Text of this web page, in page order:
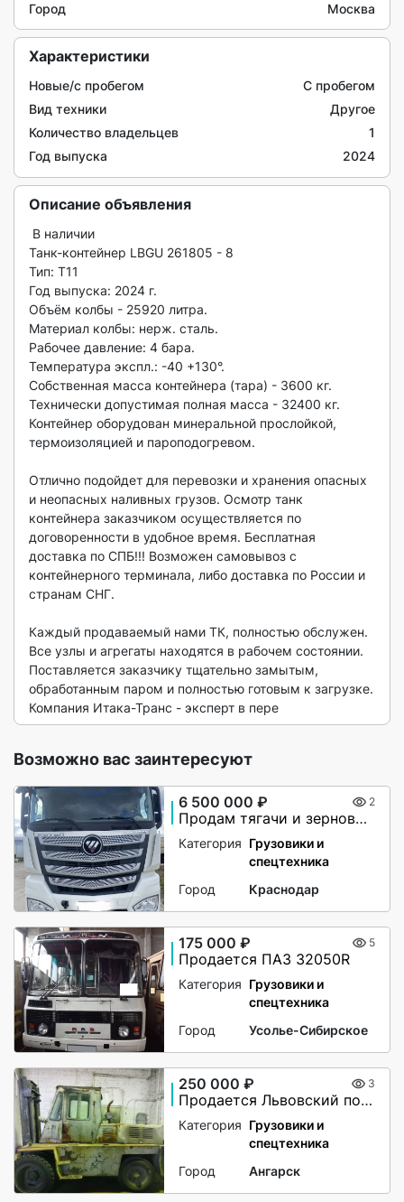
Город Москва
Характеристики
Новые/с пробегом
С пробегом
Вид техники
Другое
Количество владельцев
1
Год выпуска
2024
Описание объявления
Танк-контейнер LBGU 261805 - 8
Тип: T11
Год выпуска: 2024 г.
​​​​​​​Объём колбы - 25920 литра.
​​​​​​​Материал колбы: нерж. сталь.
​​​​​​​Рабочее давление: 4 бара.
​​​​​​​Температура экспл.: -40 +130°.
​​​​​​​Собственная масса контейнера (тара) - 3600 кг.
​​​​​​​Технически допустимая полная масса - 32400 кг.
​​​​​​​Контейнер оборудован минеральной прослойкой,
термоизоляцией и пароподогревом.
​​​​​​​Отлично подойдет для перевозки и хранения опасных
и неопасных наливных грузов. Осмотр танк
контейнера заказчиком осуществляется по
договоренности в удобное время. Бесплатная
доставка по СПБ!!! Возможен самовывоз с
контейнерного терминала, либо доставка по России и
странам СНГ.
Каждый продаваемый нами ТК, полностью обслужен.
Все узлы и агрегаты находятся в рабочем состоянии.
Поставляется заказчику тщательно замытым,
обработанным паром и полностью готовым к загрузке.
Компания Итака-Транс - эксперт в пере
Возможно вас заинтересуют
6 500 000 ₽ 2
Продам тягачи и зерновозы
Категория Грузовики и
спецтехника
Город
Краснодар
175 000 ₽ 5
Продается ПАЗ 32050R
Категория Грузовики и
спецтехника
Город
Усолье-Сибирское
250 000 ₽ 3
Продается Львовский погрузчи
Категория Грузовики и
спецтехника
Город
Ангарск